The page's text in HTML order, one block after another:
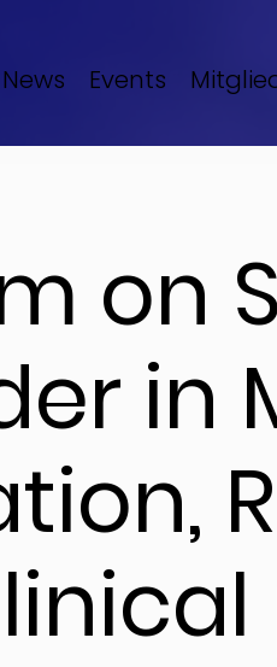
News Events
on
in